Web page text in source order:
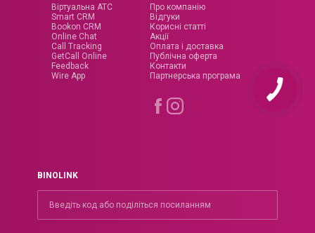
BINOLINK
Віртуальна АТС
Smart CRM
Bookon CRM
Online Chat
Call Tracking
GetCall Online
Feedback
Wire App
Про компанію
Відгуки
Корисні статті
Акції
Оплата і доставка
Публічна оферта
Контакти
Партнерська програма